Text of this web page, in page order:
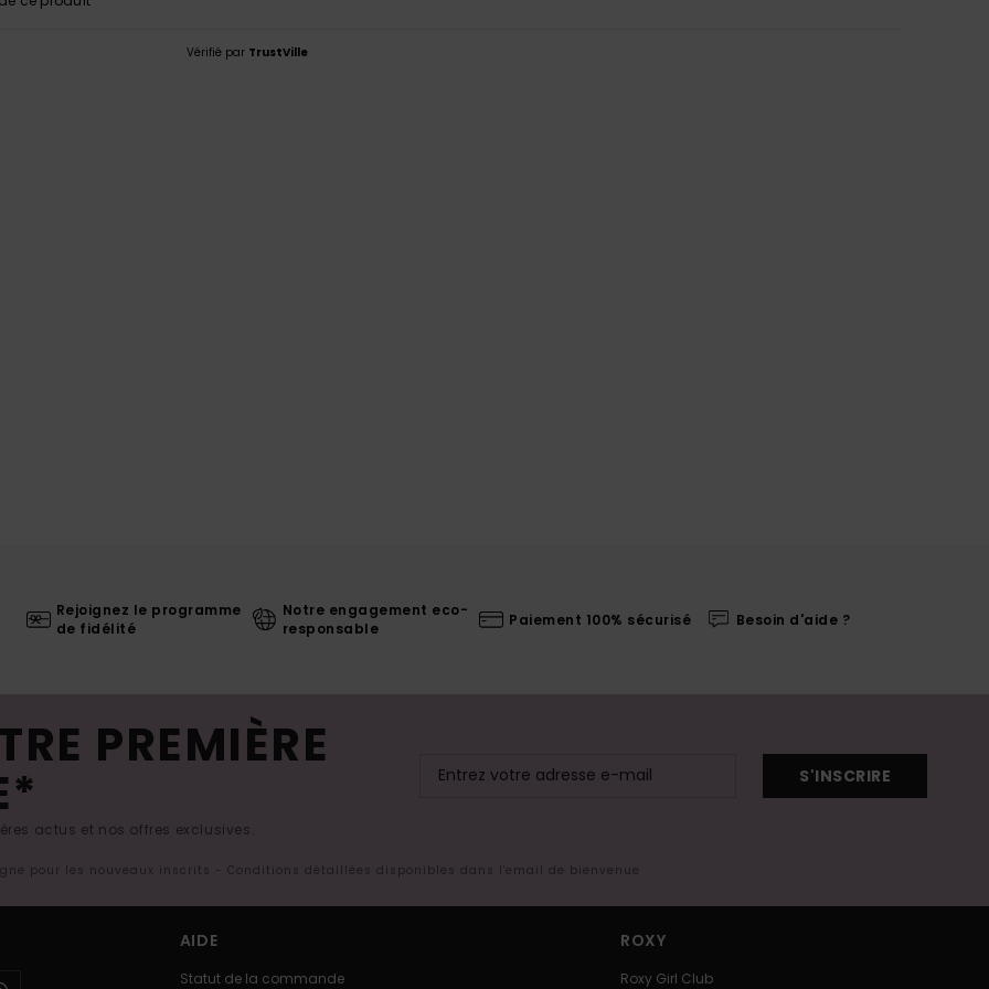
Vérifié par TrustVille
Rejoignez le programme
de fidélité
Notre engagement eco-
responsable
Paiement 100% sécurisé Besoin d'aide ?
PREMIÈRE
actus et nos offres exclusives.
S'INSCRIRE
pour les nouveaux inscrits - Conditions détaillées disponibles dans l'email de bienvenue
AIDE
Statut de la commande
ROXY
Roxy Girl Club